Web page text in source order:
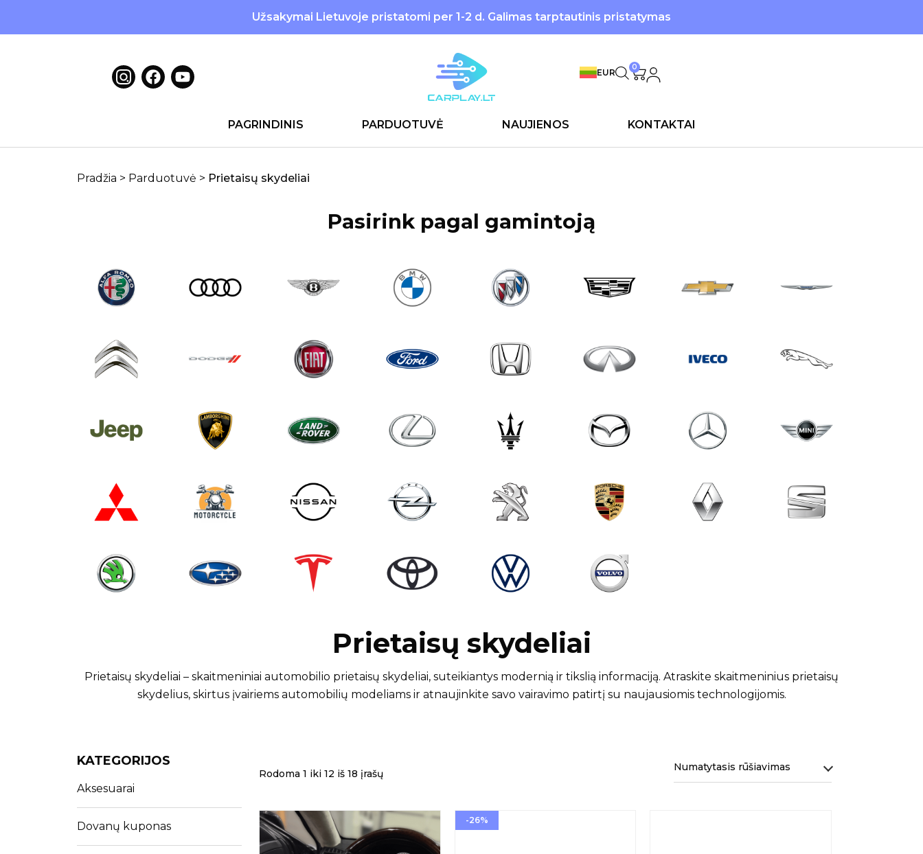
Užsakymai Lietuvoje pristatomi per 1-2 d. Galimas tarptautinis pristatymas
EUR
0
PAGRINDINIS PARDUOTUVĖ NAUJIENOS KONTAKTAI
Pradžia > Parduotuvė > Prietaisų skydeliai
Pasirink pagal gamintoją
Prietaisų skydeliai
Prietaisų skydeliai – skaitmeniniai automobilio prietaisų skydeliai, suteikiantys modernią ir tikslią informaciją. Atraskite skaitmeninius prietaisų
skydelius, skirtus įvairiems automobilių modeliams ir atnaujinkite savo vairavimo patirtį su naujausiomis technologijomis.
KATEGORIJOS
Aksesuarai
Dovanų kuponas
Rodoma 1 iki 12 iš 18 įrašų
Numatytasis rūšiavimas
-26%